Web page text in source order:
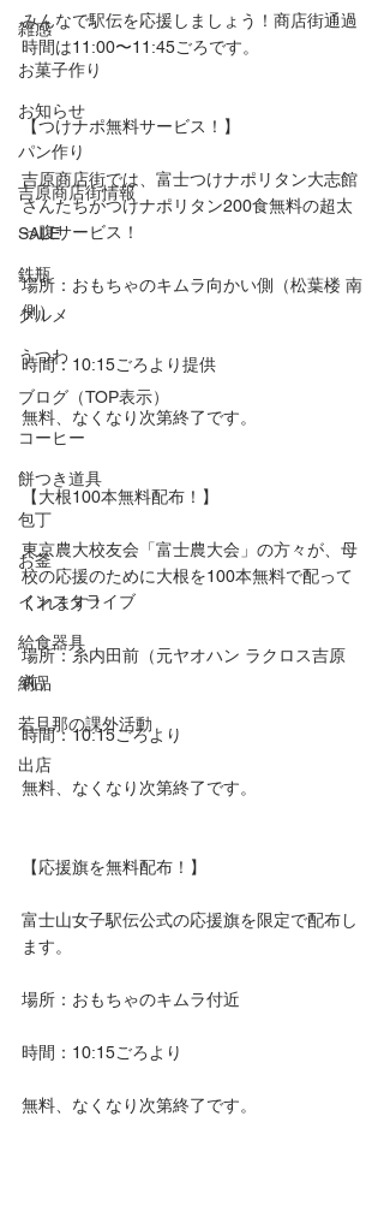
雑感
お菓子作り
お知らせ
パン作り
吉原商店街情報
SALE
鉄瓶
グルメ
うつわ
ブログ（TOP表示）
コーヒー
餅つき道具
包丁
お釜
インスタライブ
給食器具
納品
若旦那の課外活動
出店
みんなで駅伝を応援しましょう！商店街通過
時間は11:00〜11:45ごろです。
【つけナポ無料サービス！】
吉原商店街では、富士つけナポリタン大志館
さんたちがつけナポリタン200食無料の超太
っ腹サービス！
場所：おもちゃのキムラ向かい側（松葉楼 南
側）
時間：10:15ごろより提供
無料、なくなり次第終了です。
【大根100本無料配布！】
東京農大校友会「富士農大会」の方々が、母
校の応援のために大根を100本無料で配って
くれます！
場所：糸内田前（元ヤオハン ラクロス吉原
前）
時間：10:15ごろより
無料、なくなり次第終了です。
【応援旗を無料配布！】
富士山女子駅伝公式の応援旗を限定で配布し
ます。
場所：おもちゃのキムラ付近
時間：10:15ごろより
無料、なくなり次第終了です。